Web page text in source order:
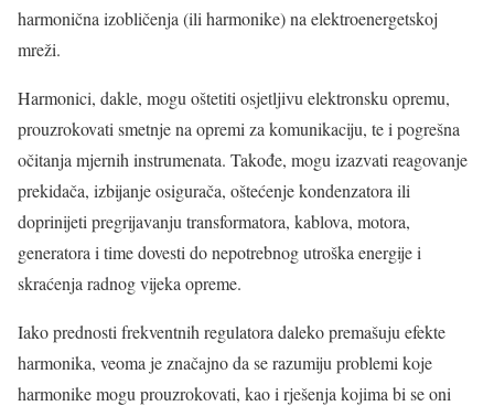
harmonična izobličenja (ili harmonike) na elektroenergetskoj
mreži.
Harmonici, dakle, mogu oštetiti osjetljivu elektronsku opremu,
prouzrokovati smetnje na opremi za komunikaciju, te i pogrešna
očitanja mjernih instrumenata. Takođe, mogu izazvati reagovanje
prekidača, izbijanje osigurača, oštećenje kondenzatora ili
doprinijeti pregrijavanju transformatora, kablova, motora,
generatora i time dovesti do nepotrebnog utroška energije i
skraćenja radnog vijeka opreme.
Iako prednosti frekventnih regulatora daleko premašuju efekte
harmonika, veoma je značajno da se razumiju problemi koje
harmonike mogu prouzrokovati, kao i rješenja kojima bi se oni